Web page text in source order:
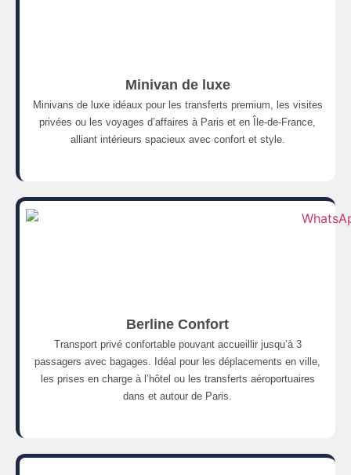
Minivan de luxe
Minivans de luxe idéaux pour les transferts premium, les visites
privées ou les voyages d’affaires à Paris et en Île-de-France,
alliant intérieurs spacieux avec confort et style.
Berline Confort
Transport privé confortable pouvant accueillir jusqu’à 3
passagers avec bagages. Idéal pour les déplacements en ville,
les prises en charge à l’hôtel ou les transferts aéroportuaires
dans et autour de Paris.